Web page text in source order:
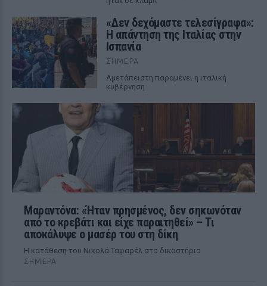
«Δεν δεχόμαστε τελεσίγραφα»:
Η απάντηση της Ιταλίας στην
Ισπανία
ΣΉΜΕΡΑ
Αμετάπειστη παραμένει η ιταλική
κυβέρνηση
Μαραντόνα: «Ήταν πρησμένος, δεν σηκωνόταν
από το κρεβάτι και είχε παραιτηθεί» – Τι
αποκάλυψε ο μασέρ του στη δίκη
Η κατάθεση του Νικολά Ταφαρέλ στο δικαστήριο
ΣΉΜΕΡΑ